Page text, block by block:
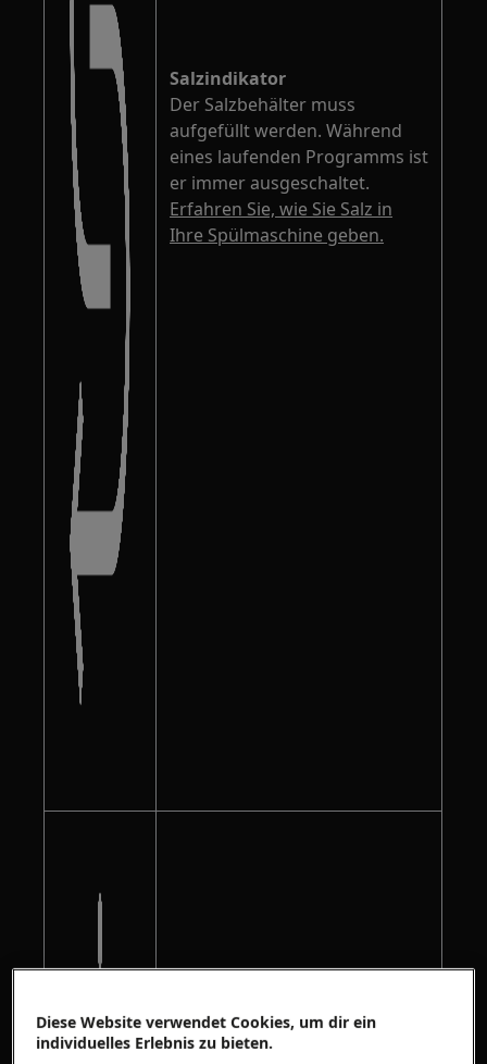
Salzindikator
Der Salzbehälter muss
aufgefüllt werden. Während
eines laufenden Programms ist
er immer ausgeschaltet.
Erfahren Sie, wie Sie Salz in
Ihre Spülmaschine geben.
Diese Website verwendet Cookies, um dir ein
individuelles Erlebnis zu bieten.